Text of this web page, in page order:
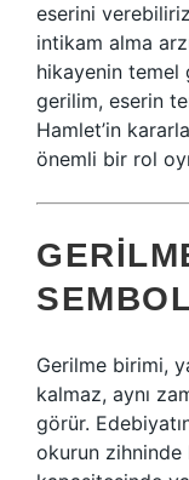
eserini
intikam alma
hikayenin temel
gerilim, eserin
Hamlet’in
önemli bir rol
Gerilme birimi,
kalmaz, aynı
görür.
okurun zihninde